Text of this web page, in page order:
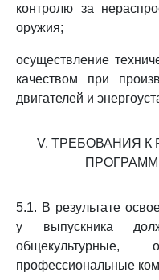
контролю за
оружия;
осуществление
качеством при
двигателей и
V. ТРЕБОВАНИЯ К
5.1. В результате
у выпускника
общекультурные,
профессиональные